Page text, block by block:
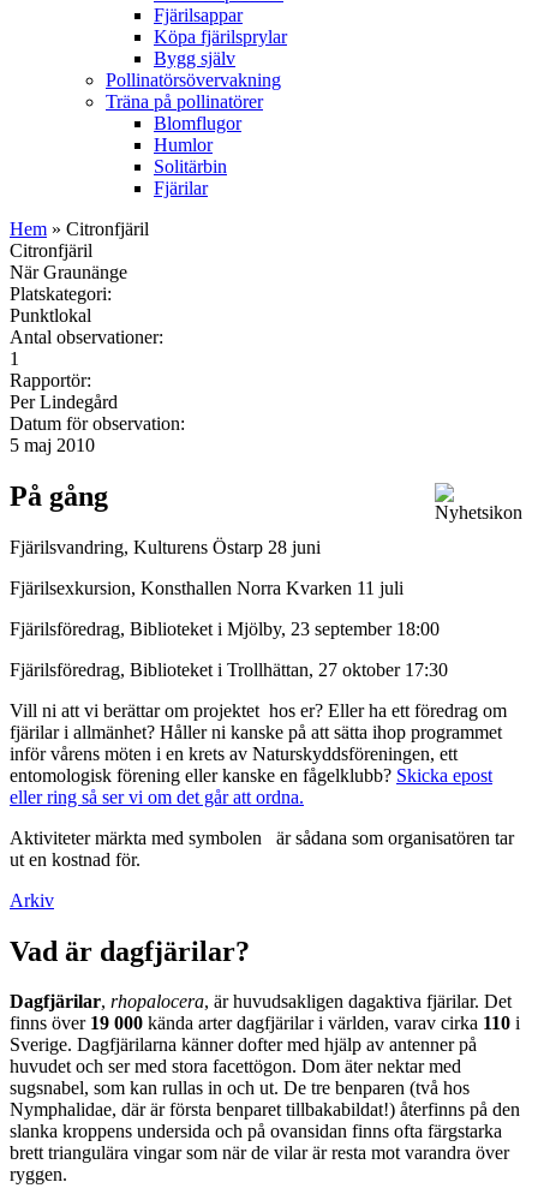
Fjärilsappar
Köpa fjärilsprylar
Bygg själv
Pollinatörsövervakning
Träna på pollinatörer
Blomflugor
Humlor
Solitärbin
Fjärilar
Hem » Citronfjäril
Citronfjäril
När Graunänge
Platskategori:
Punktlokal
Antal observationer:
1
Rapportör:
Per Lindegård
Datum för observation:
5 maj 2010
På gång
Fjärilsvandring, Kulturens Östarp 28 juni
Fjärilsexkursion, Konsthallen Norra Kvarken 11 juli
Fjärilsföredrag, Biblioteket i Mjölby, 23 september 18:00
Fjärilsföredrag, Biblioteket i Trollhättan, 27 oktober 17:30
Vill ni att vi berättar om projektet hos er? Eller ha ett föredrag om
fjärilar i allmänhet? Håller ni kanske på att sätta ihop programmet
inför vårens möten i en krets av Naturskyddsföreningen, ett
entomologisk förening eller kanske en fågelklubb? Skicka epost
eller ring så ser vi om det går att ordna.
Aktiviteter märkta med symbolen
är sådana som organisatören tar
ut en kostnad för.
Arkiv
Vad är dagfjärilar?
Dagfjärilar, rhopalocera, är huvudsakligen dagaktiva fjärilar. Det
finns över 19 000 kända arter dagfjärilar i världen, varav cirka 110 i
Sverige. Dagfjärilarna känner dofter med hjälp av antenner på
huvudet och ser med stora facettögon. Dom äter nektar med
sugsnabel, som kan rullas in och ut. De tre benparen (två hos
Nymphalidae, där är första benparet tillbakabildat!) återfinns på den
slanka kroppens undersida och på ovansidan finns ofta färgstarka
brett triangulära vingar som när de vilar är resta mot varandra över
ryggen.